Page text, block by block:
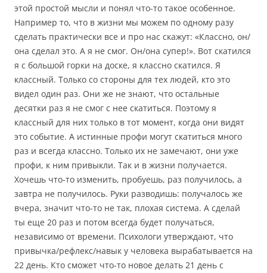
этой простой мысли и понял что-то такое особенное.
Например то, что в жизни мы можем по одному разу
сделать практически все и про нас скажут: «Классно, он/
она сделал это. А я не смог. Он/она супер!». Вот скатился
я с большой горки на доске, я классно скатился. Я
классный. Только со стороны для тех людей, кто это
видел один раз. Они же не знают, что остальные
десятки раз я не смог с нее скатиться. Поэтому я
классный для них только в тот момент, когда они видят
это событие. А истинные профи могут скатиться много
раз и всегда классно. Только их не замечают, они уже
профи, к ним привыкли. Так и в жизни получается.
Хочешь что-то изменить, пробуешь, раз получилось, а
завтра не получилось. Руки разводишь: получалось же
вчера, значит что-то не так, плохая система. А сделай
ты еще 20 раз и потом всегда будет получаться,
независимо от времени. Психологи утверждают, что
привычка/рефлекс/навык у человека вырабатывается на
22 день. Кто сможет что-то новое делать 21 день с